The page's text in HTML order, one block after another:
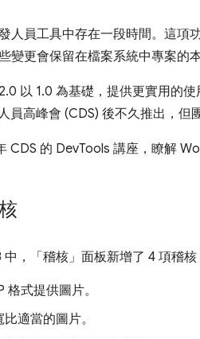
人員工具中存在一段時間。這項
變更會保留在檔案系統中專案的本
以 1.0 為基礎，提供更實用的
員高峰會 (CDS) 後不久推出，但
CDS 的 DevTools 講座，瞭解
，「稽核」 面板新增了 4 項稽核
格式提供圖片。
適當的圖片。